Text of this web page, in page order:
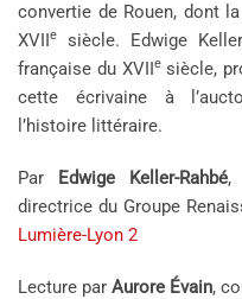
convertie de Rouen, dont
XVIIe
siècle. Edwige
française du XVIIesiècle,
cette écrivaine à
l’histoire littéraire.
Par Edwige Keller-Rahbé,
directrice du Groupe
Lumière-Lyon 2
Lecture par Aurore Évain,